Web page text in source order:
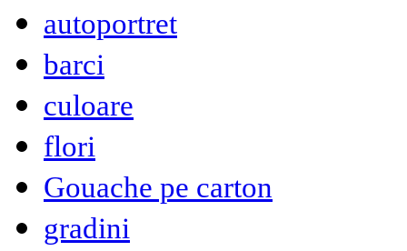
autoportret
barci
culoare
flori
Gouache pe carton
gradini